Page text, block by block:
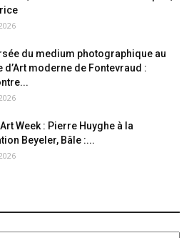
du medium photographique au
d’Art moderne de Fontevraud :
Week : Pierre Huyghe à la
Beyeler, Bâle :...